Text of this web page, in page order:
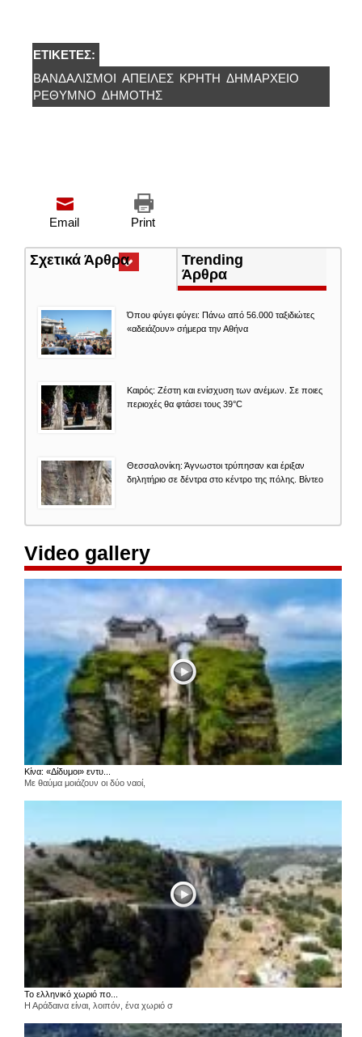
ΕΤΙΚΈΤΕΣ:
ΒΑΝΔΑΛΙΣΜΟΙ ΑΠΕΙΛΕΣ ΚΡΉΤΗ ΔΗΜΑΡΧΕΙΟ
ΡΈΘΥΜΝΟ ΔΗΜΟΤΗΣ
Print
Email
Σχετικά Άρθρα(ενεργή
καρτέλα)
Trending
Άρθρα
Όπου φύγει φύγει: Πάνω από 56.000 ταξιδιώτες
«αδειάζουν» σήμερα την Αθήνα
Καιρός: Zέστη και ενίσχυση των ανέμων. Σε ποιες
περιοχές θα φτάσει τους 39°C
Θεσσαλονίκη: Άγνωστοι τρύπησαν και έριξαν
δηλητήριο σε δέντρα στο κέντρο της πόλης. Βίντεο
Video gallery
Κίνα: «Δίδυμοι» εντυ...
Με θαύμα μοιάζουν οι δύο ναοί,
Το ελληνικό χωριό πο...
Η Αράδαινα είναι, λοιπόν, ένα χωριό σ